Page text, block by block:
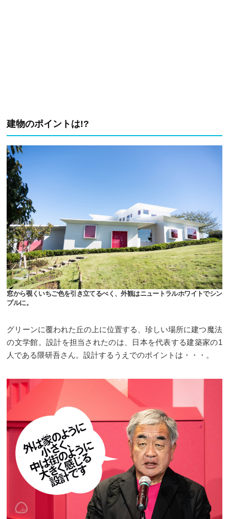
建物のポイントは!?
窓から覗くいちご色を引き立てるべく、外観はニュートラルホワイトでシン
プルに。
グリーンに覆われた丘の上に位置する、珍しい場所に建つ魔法
の文学館。設計を担当されたのは、日本を代表する建築家の1
人である隈研吾さん。設計するうえでのポイントは・・・。